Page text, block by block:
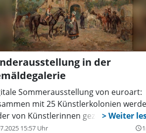
in der
Sommerausstellung von euroart:
mit 25 Künstlerkolonien
von Künstlerinnen gezeigt.
15:57 Uhr query_builder